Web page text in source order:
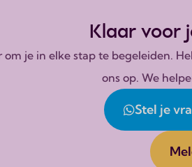
Klaar voor
je in elke stap te begeleiden.
ons op. We
Stel je